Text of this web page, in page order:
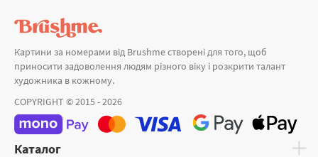
Картини за номерами від Brushme створені для того, щоб
приносити задоволення людям різного віку і розкрити талант
художника в кожному.
COPYRIGHT © 2015 - 2026
Каталог